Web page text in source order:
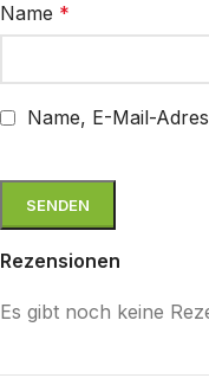
Rezensionen
Es gibt noch keine
Name *
Name, E-Mail-